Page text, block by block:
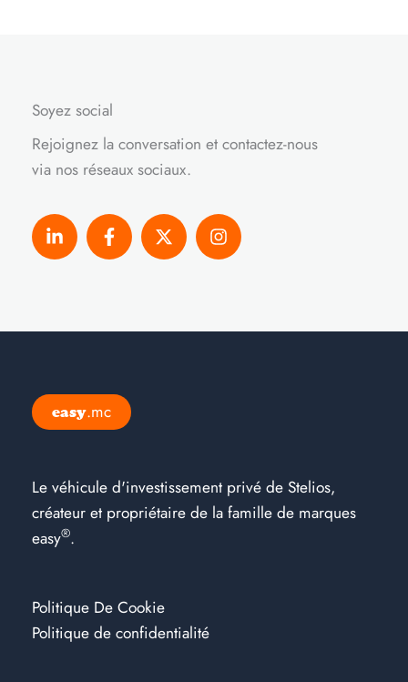
Soyez social
Rejoignez la conversation et contactez-nous
via nos réseaux sociaux.
easy.mc
Le véhicule d'investissement privé de Stelios,
créateur et propriétaire de la famille de marques
easy®.
Politique De Cookie
Politique de confidentialité